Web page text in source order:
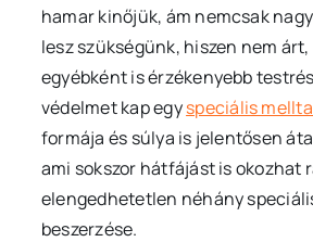
hamar kinőjük, ám nemcsak
lesz szükségünk, hiszen nem
egyébként is érzékenyebb
védelmet kap egyspeciális
formája és súlya is jelentősen
ami sokszor hátfájást is okozhat
elengedhetetlen néhány
beszerzése.